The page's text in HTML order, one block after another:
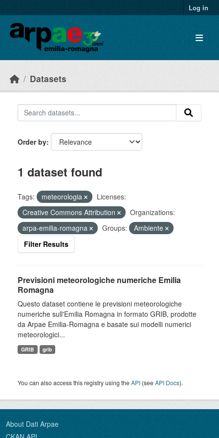
Log in
Datasets
Order by
1 dataset found
Tags: meteorologia
Licenses:
Creative Commons Attribution
Organizations:
arpa-emilia-romagna
Groups:
Ambiente
Filter Results
Previsioni meteorologiche numeriche Emilia
Romagna
Questo dataset contiene le previsioni meteorologiche
numeriche sull'Emilia Romagna in formato GRIB, prodotte
da Arpae Emilia-Romagna e basate sui modelli numerici
meteorologici...
GRIB grib
You can also access this registry using theAPI (seeAPI Docs).
About Dati Arpae